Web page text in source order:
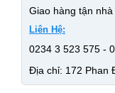
Giao hàng tận nhà
Liên Hệ:
0234 3 523 575 -
Địa chỉ: 172 Phan